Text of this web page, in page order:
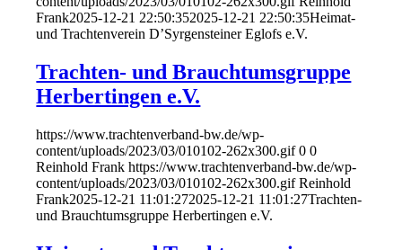
Frank2025-12-21 22:50:352025-12-21 22:50:35Heimat-
und Trachtenverein D’Syrgensteiner Eglofs e.V.
Trachten- und Brauchtumsgruppe
Herbertingen e.V.
https://www.trachtenverband-bw.de/wp-
content/uploads/2023/03/010102-262x300.gif 0 0
Reinhold Frank https://www.trachtenverband-bw.de/wp-
content/uploads/2023/03/010102-262x300.gif Reinhold
Frank2025-12-21 11:01:272025-12-21 11:01:27Trachten-
und Brauchtumsgruppe Herbertingen e.V.